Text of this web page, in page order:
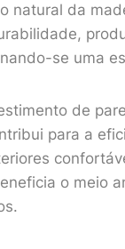
natural da
se uma
de
para a
o meio